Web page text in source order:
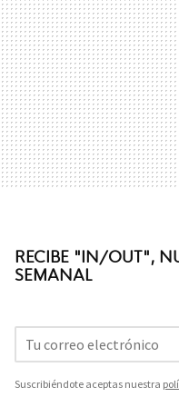
RECIBE "IN/OUT",
SEMANAL
Suscribiéndote aceptas nuestra